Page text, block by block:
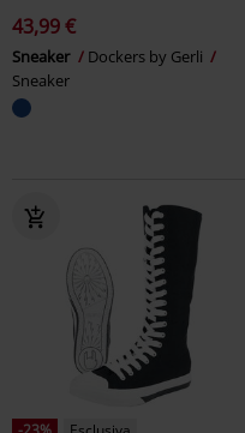
43,99 €
Sneaker
Dockers by Gerli
Sneaker